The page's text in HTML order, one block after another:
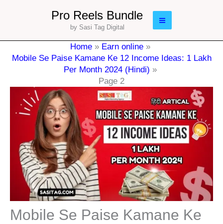
Pro Reels Bundle
by Sasi Tag Digital
Main
Menu
Home
Earn online
Mobile Se Paise Kamane Ke 12 Income Ideas: 1 Lakh
Per Month 2024 (Hindi)
Page 2
Mobile Se Paise Kamane Ke